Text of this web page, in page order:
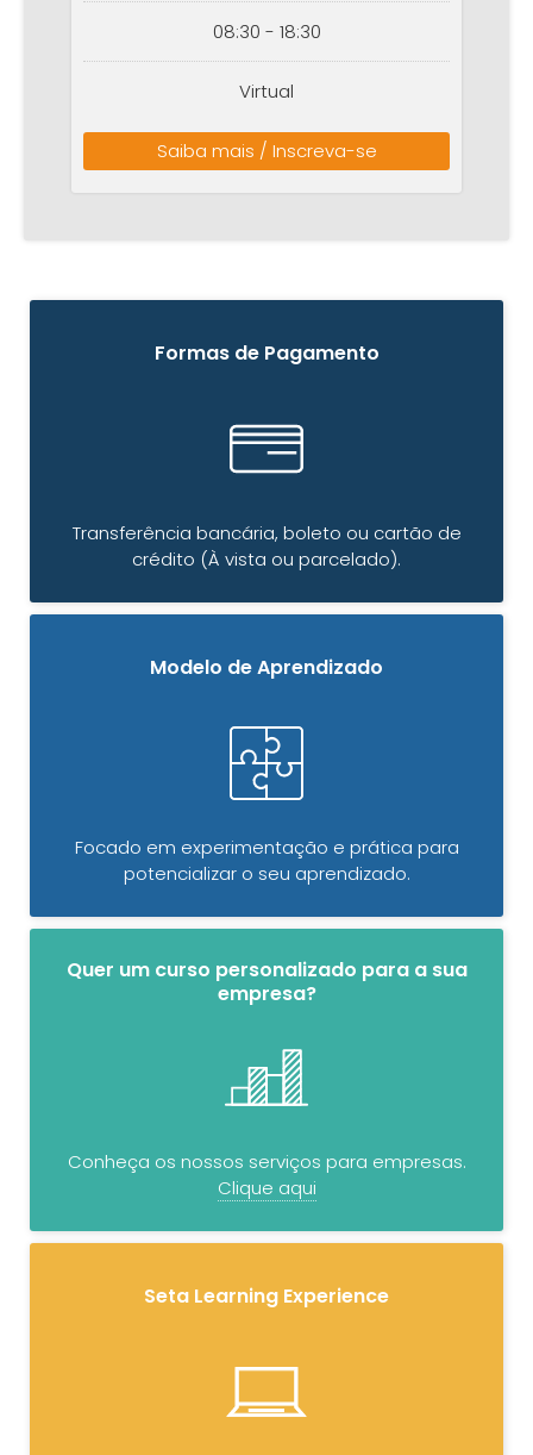
08:30 - 18:30
Virtual
Saiba mais / Inscreva-se
Formas de Pagamento
Transferência bancária, boleto ou cartão de
crédito (À vista ou parcelado).
Modelo de Aprendizado
Focado em experimentação e prática para
potencializar o seu aprendizado.
Quer um curso personalizado para a sua
empresa?
Conheça os nossos serviços para empresas.
Clique aqui
Seta Learning Experience